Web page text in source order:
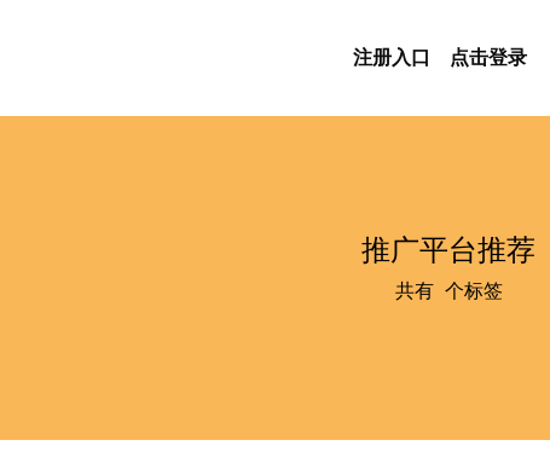
注册入口 点击登录
推广平台推荐
共有1 个标签